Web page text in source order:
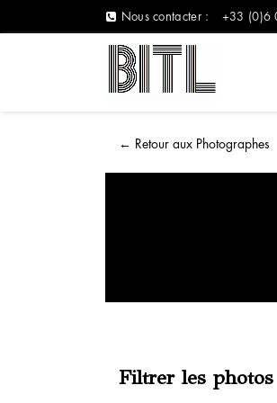
Nous contacter : +33 (0)6
← Retour aux Photographes
Filtrer les photos